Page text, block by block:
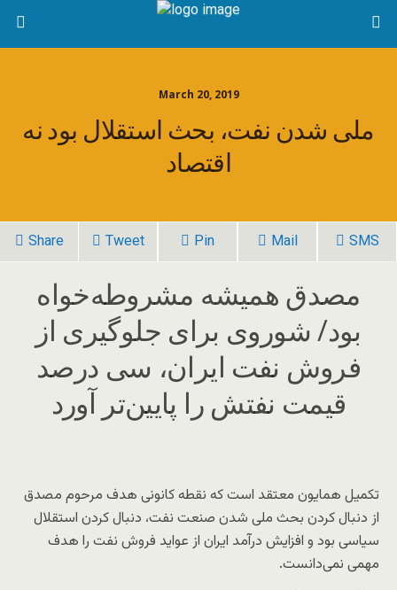
March 20, 2019
ملی شدن نفت، بحث استقلال بود نه
اقتصاد
Share Tweet Pin Mail SMS
مصدق همیشه مشروطه‌خواه
بود/ شوروی برای جلوگیری از
فروش نفت ایران، سی درصد
قیمت نفتش را پایین‌تر آورد
تکمیل همایون معتقد است که نقطه کانونی هدف مرحوم مصدق
از دنبال کردن بحث ملی شدن صنعت نفت، دنبال کردن استقلال
سیاسی بود و افزایش درآمد ایران از عواید فروش نفت را هدف
مهمی نمی‌دانست.